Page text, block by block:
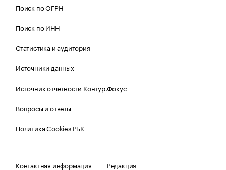
Поиск по ОГРН
Поиск по ИНН
Статистика и аудитория
Источники данных
Источник отчетности Контур.Фокус
Вопросы и ответы
Политика Cookies РБК
Контактная информация Редакция